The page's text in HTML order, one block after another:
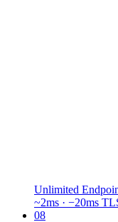
Unlimited
~2ms · −20ms
08